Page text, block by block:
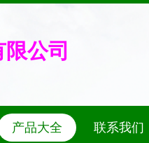
公司
产品大全 联系我们